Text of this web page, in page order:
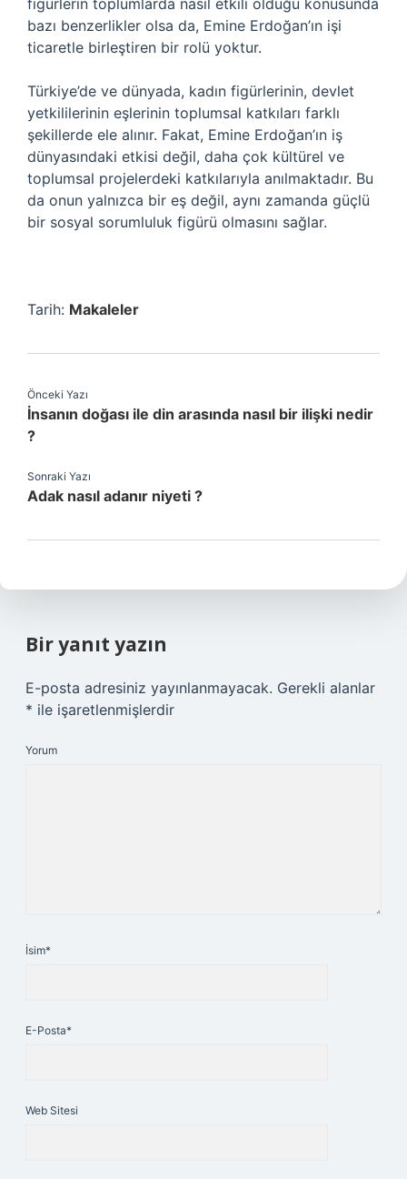
figürlerin toplumlarda nasıl etkili olduğu konusunda
bazı benzerlikler olsa da, Emine Erdoğan’ın işi
ticaretle birleştiren bir rolü yoktur.
Türkiye’de ve dünyada, kadın figürlerinin, devlet
yetkililerinin eşlerinin toplumsal katkıları farklı
şekillerde ele alınır. Fakat, Emine Erdoğan’ın iş
dünyasındaki etkisi değil, daha çok kültürel ve
toplumsal projelerdeki katkılarıyla anılmaktadır. Bu
da onun yalnızca bir eş değil, aynı zamanda güçlü
bir sosyal sorumluluk figürü olmasını sağlar.
Tarih: Makaleler
Önceki Yazı
İnsanın doğası ile din arasında nasıl bir ilişki nedir
?
Sonraki Yazı
Adak nasıl adanır niyeti ?
Bir yanıt yazın
E-posta adresiniz yayınlanmayacak. Gerekli alanlar
* ile işaretlenmişlerdir
Yorum
İsim*
E-Posta*
Web Sitesi